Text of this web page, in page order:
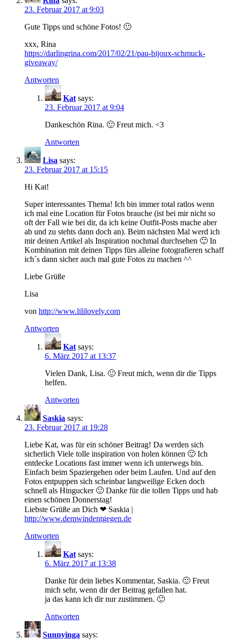
23. Februar 2017 at 9:03
Gute Tipps und schöne Fotos! 🙂
xxx, Rina
https://darlingrina.com/2017/02/21/pau-bijoux-schmuck-
giveaway/
Antworten
Kat says:
23. Februar 2017 at 9:04
Dankeschön Rina. 🙂 Freut mich. <3
Antworten
Lisa says:
23. Februar 2017 at 15:15
Hi Kat!
Super interessantes Thema! Ich bin immer total ratlos wenn
ich mal eine Location für Fotos brauche (ist bei mir nicht so
oft der Fall wie bei dir, da ich keine Outfit-Posts mache aber
ab und zu stehts dann doch an). Beim nächsten Mal werd ich
mir deinen Artikel als Inspiration nochmal durchsehen 🙂 In
Kombination mit deinen Tipps fürs alleine fotografieren schaff
ich´s dann sicher auch mal gute Fotos zu machen ^^
Liebe Grüße
Lisa
von http://www.lililovely.com
Antworten
Kat says:
6. März 2017 at 13:37
Vielen Dank, Lisa. 🙂 Freut mich, wenn dir die Tipps
helfen.
Antworten
Saskia says:
23. Februar 2017 at 19:28
Liebe Kat, was für ein schöner Beitrag! Da werden sich
sicherlich Viele tolle inspiration von holen können 🙂 Ich
entdecke Locations fast immer wenn ich unterwegs bin.
Einfach beim Spaziergehen oder beim Laufen. Und auf den
Fotos entpuppen sich scheinbar langweilige Ecken doch
schnell als Hingucker 🙂 Danke für die tollen Tipps und hab
einen schönen Donnerstag!
Liebste Grüße an Dich ❤ Saskia |
http://www.demwindentgegen.de
Antworten
Kat says:
6. März 2017 at 13:38
Danke für dein liebes Kommentar, Saskia. 🙂 Freut
mich sehr, wenn dir der Beitrag gefallen hat.
ja das kann ich dir nur zustimmen. 🙂
Antworten
Sunnyinga says: